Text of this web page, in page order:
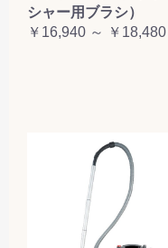
シャー用ブラシ）
￥16,940 ～ ￥18,480